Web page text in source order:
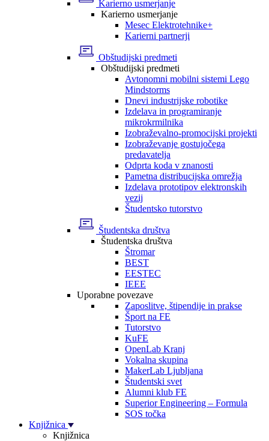
Karierno usmerjanje
Karierno usmerjanje
Mesec Elektrotehnike+
Karierni partnerji
Obštudijski predmeti
Obštudijski predmeti
Avtonomni mobilni sistemi Lego
Mindstorms
Dnevi industrijske robotike
Izdelava in programiranje
mikrokrmilnika
Izobraževalno-promocijski projekti
Izobraževanje gostujočega
predavatelja
Odprta koda v znanosti
Pametna distribucijska omrežja
Izdelava prototipov elektronskih
vezij
Študentsko tutorstvo
Študentska društva
Študentska društva
Štromar
BEST
EESTEC
IEEE
Uporabne povezave
Zaposlitve, štipendije in prakse
Šport na FE
Tutorstvo
KuFE
OpenLab Kranj
Vokalna skupina
MakerLab Ljubljana
Študentski svet
Alumni klub FE
Superior Engineering – Formula
SOS točka
Knjižnica
Knjižnica